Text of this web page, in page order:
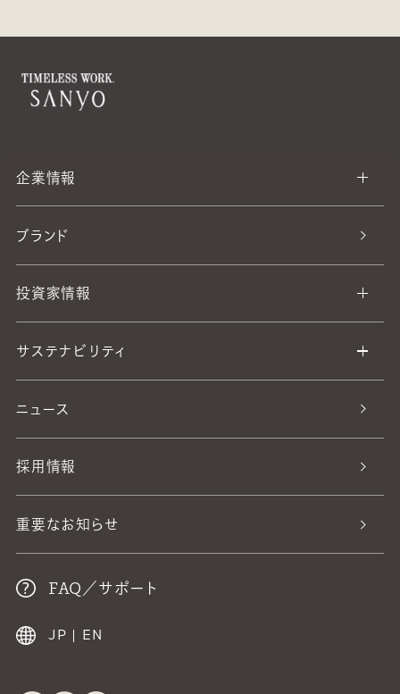
企業情報
ブランド
投資家情報
サステナビリティ
ニュース
採用情報
重要なお知らせ
FAQ／サポート
JP EN